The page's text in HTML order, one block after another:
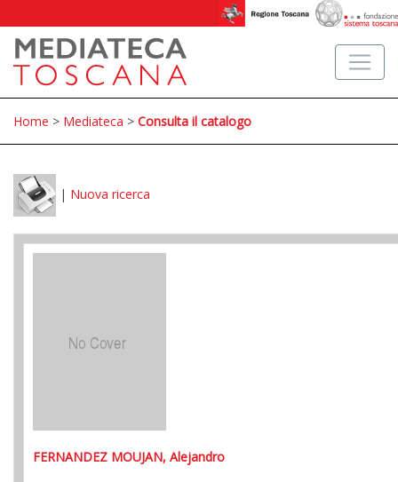
Home > Mediateca > Consulta il catalogo
| Nuova ricerca
FERNANDEZ MOUJAN, Alejandro